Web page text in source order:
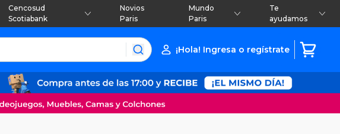
Cencosud
Scotiabank
Novios
Paris
Mundo
Paris
Te
ayudamos
¡Hola! Ingresa o regístrate